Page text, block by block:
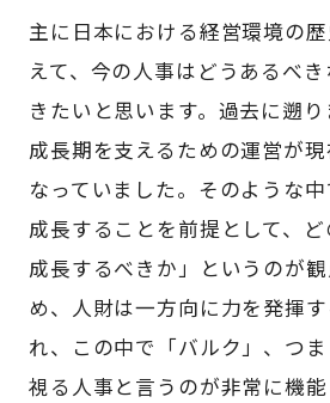
主に日本における経営環境の
えて、今の人事はどうあるべ
きたいと思います。過去に遡
成長期を支えるための運営が
なっていました。そのような
成長することを前提として、
成長するべきか」というのが
め、人財は一方向に力を発揮
れ、この中で「バルク」、つ
視る人事と言うのが非常に機